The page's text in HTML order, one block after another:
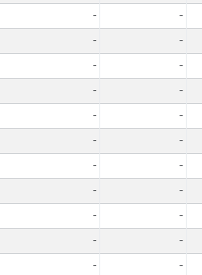
- -
- -
- -
- -
- -
- -
- -
- -
- -
- -
- -